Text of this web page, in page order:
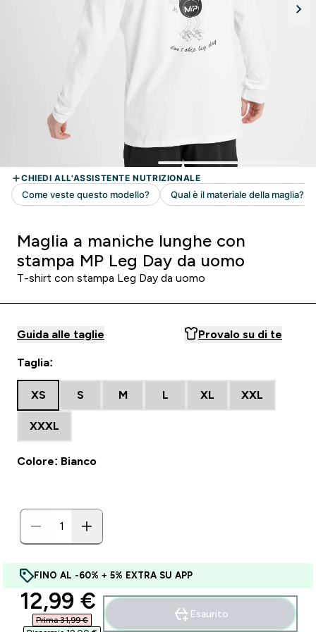
Maglia a maniche lunghe con
stampa MP Leg Day da uomo
T-shirt con stampa Leg Day da uomo
Guida alle taglie Provalo su di te
Taglia:
XS S M L XL XXL
XXXL
Colore: Bianco
FINO AL -60% + 5% EXTRA SU APP
discounted price
12,99 €‎
Prima 31,99 €‎
Esaurito